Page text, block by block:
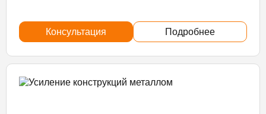
Консультация Подробнее